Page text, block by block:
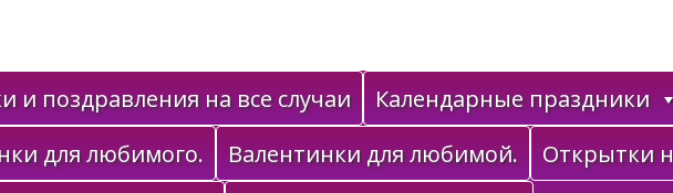
подарок
и поздравления на все случаи
Календарные праздники
для любимого.
Валентинки для любимой.
Открытки